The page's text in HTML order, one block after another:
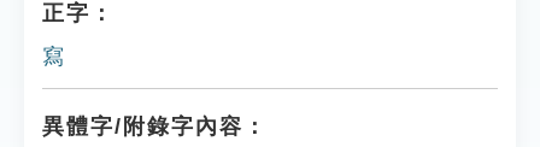
正字：
寫
異體字/附錄字內容：